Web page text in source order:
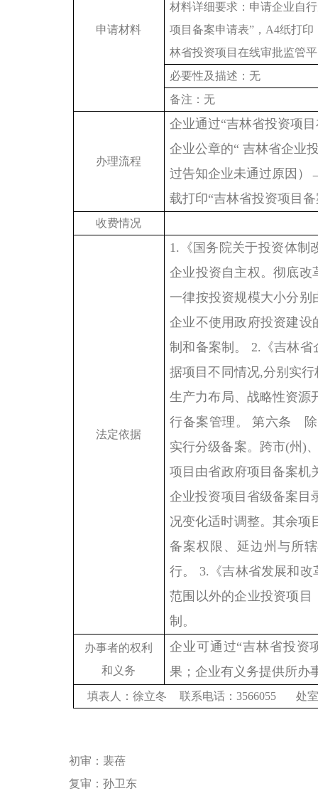
申请材料
材料详细要求：申请企业自
项目备案申请表”，A4纸打
林省投资项目在线审批监管
必要性及描述：无
备注：无
办理流程
企业通过“吉林省投资项
企业公章的“ 吉林省企业
过告知企业未通过原因）
载打印“吉林省投资项目
收费情况
法定依据
1.《国务院关于投资体制
企业投资自主权。彻底改
一律按投资规模大小分
企业不使用政府投资建设
制和备案制。 2.《吉林
据项目不同情况,分别实
生产力布局、战略性资源
行备案管理。 第六条 除
实行分级备案。跨市(州)
项目由省政府项目备案机
企业投资项目省级备案目
况变化适时调整。其余项
备案权限、延边州与所
行。 3.《吉林省发展和
范围以外的企业投资项目
制。
办事者的权利
和义务
企业可通过“吉林省投资
果；企业有义务提供所办
填表人：徐立冬 联系电话：3566055 处
初审：裴蓓
复审： 孙卫东